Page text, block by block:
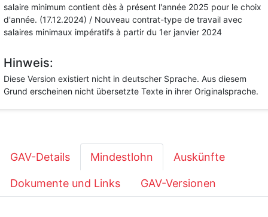
salaire minimum contient dès à présent l'année 2025 pour le choix
d'année. (17.12.2024) / Nouveau contrat-type de travail avec
salaires minimaux impératifs à partir du 1er janvier 2024
Hinweis:
Diese Version existiert nicht in deutscher Sprache. Aus diesem
Grund erscheinen nicht übersetzte Texte in ihrer Originalsprache.
GAV-Details Mindestlohn Auskünfte
Dokumente und Links GAV-Versionen